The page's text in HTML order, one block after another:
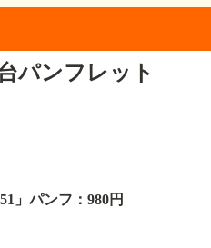
パンフレット
」パンフ：980円